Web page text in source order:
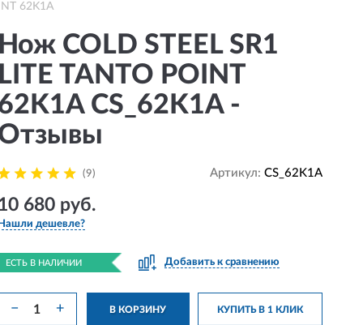
62K1A
COLD STEEL SR1
TANTO POINT
CS_62K1A -
(9) Артикул: CS_62K1A
680 руб.
дешевле?
ЕСТЬ В НАЛИЧИИ Добавить к сравнению
− + В КОРЗИНУ КУПИТЬ В 1 КЛИК